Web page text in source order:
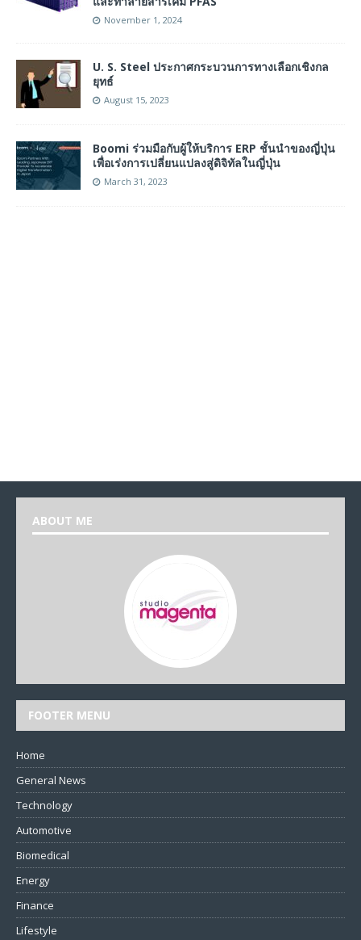
November 1, 2024
U. S. Steel ประกาศกระบวนการทางเลือกเชิงกล
ยุทธ์
August 15, 2023
Boomi ร่วมมือกับผู้ให้บริการ ERP ชั้นนำของญี่ปุ่น
เพื่อเร่งการเปลี่ยนแปลงสู่ดิจิทัลในญี่ปุ่น
March 31, 2023
ABOUT ME
FOOTER MENU
Home
General News
Technology
Automotive
Biomedical
Energy
Finance
Lifestyle